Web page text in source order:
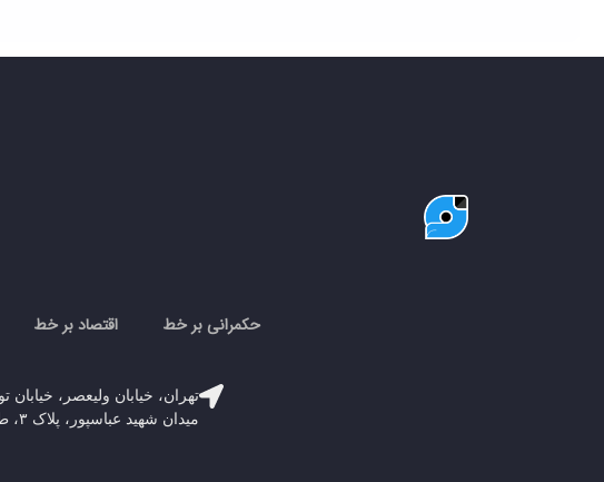
حکمرانی بر خط اقتصاد بر خط
تهران، خیابان ولیعصر، خیابان
میدان شهید عباسپور، پلاک ۳، طبقه دوم، واحد ۲۱